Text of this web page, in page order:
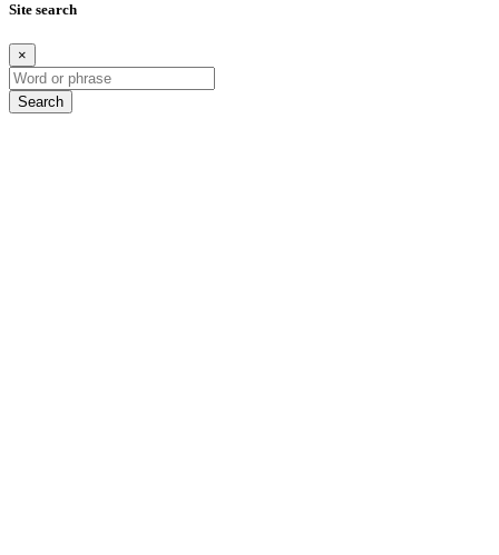
Site search
×
Search